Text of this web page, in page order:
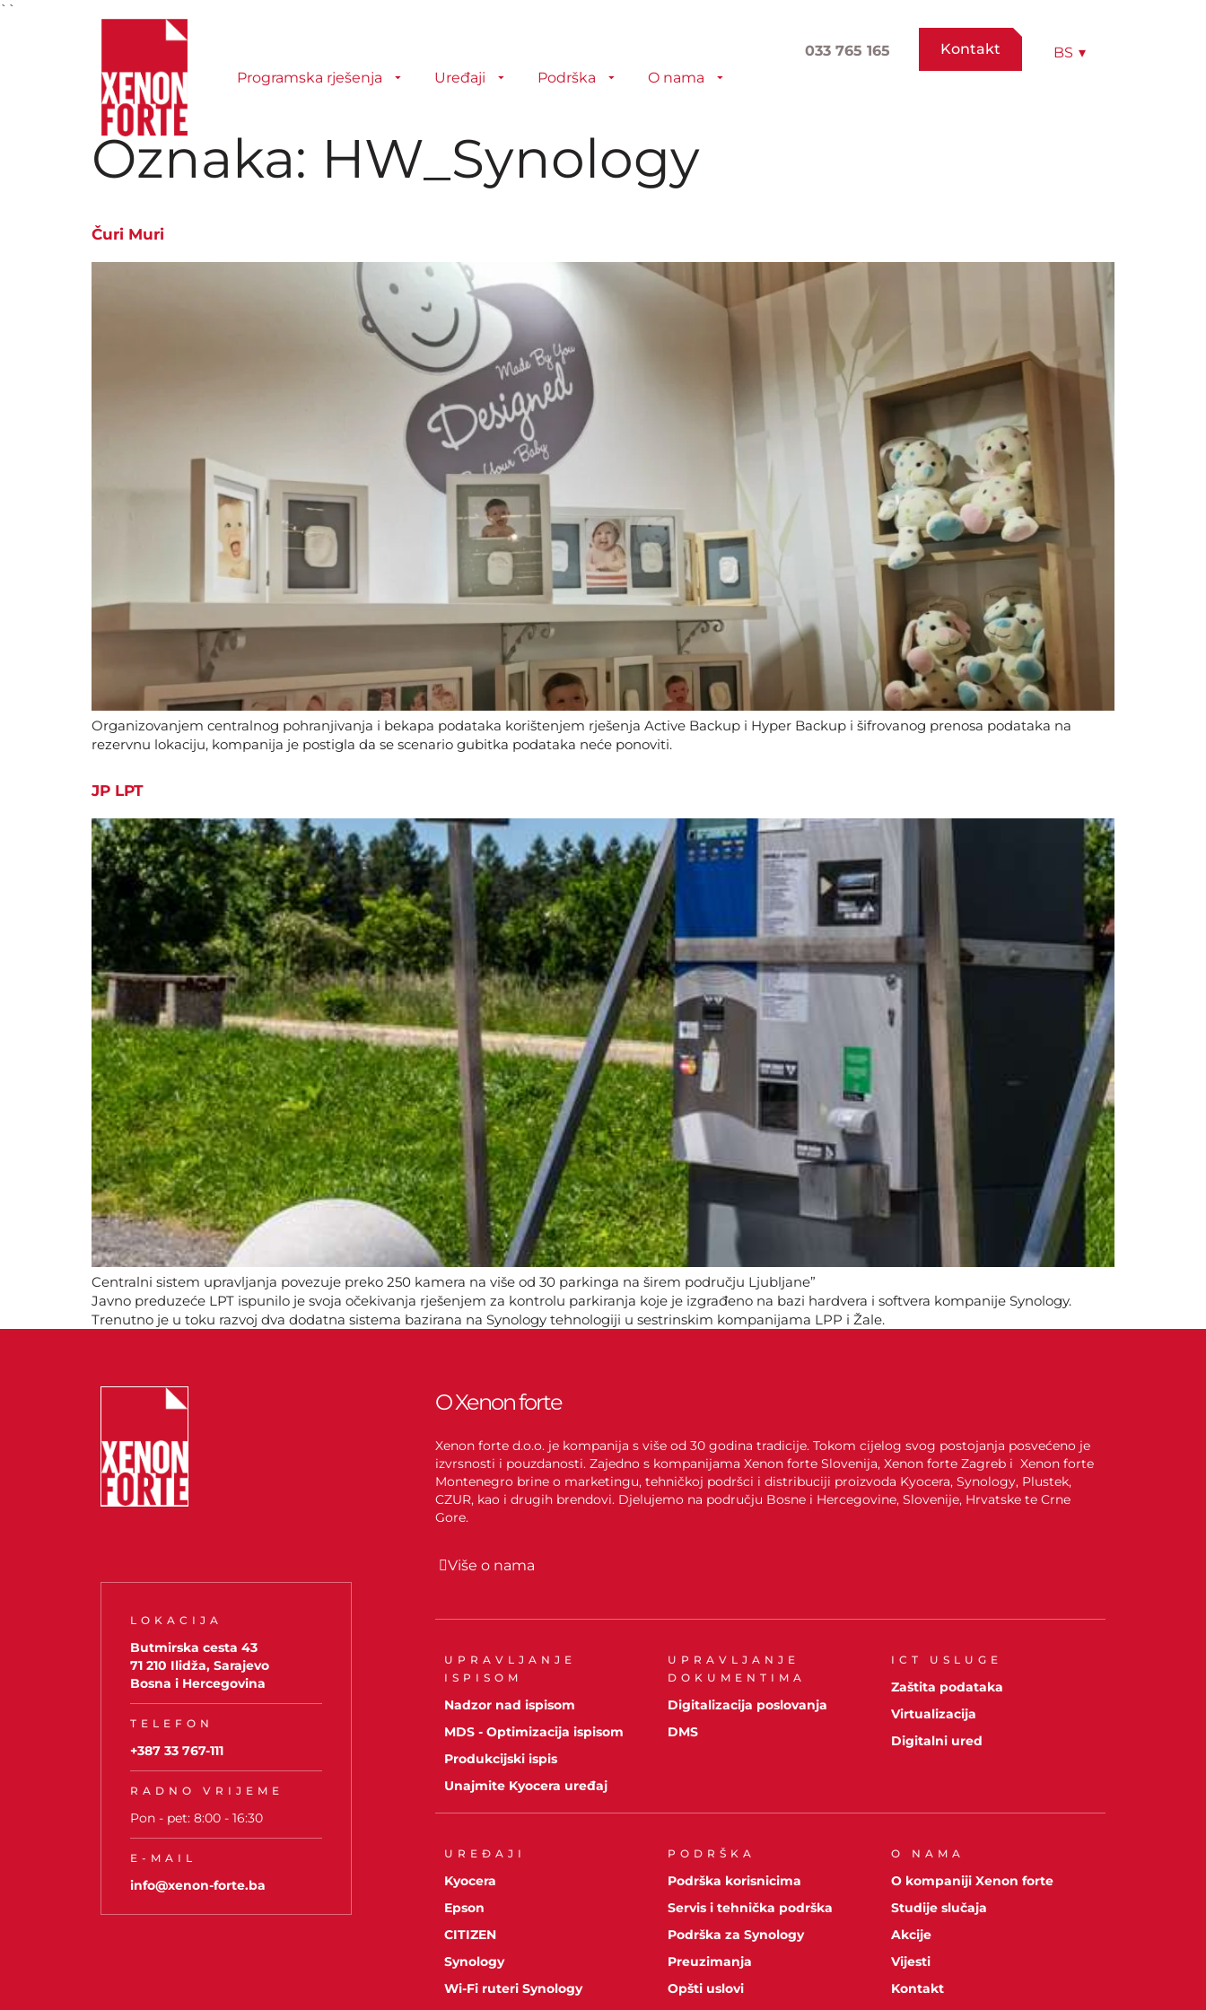
``
Programska rješenja Uređaji Podrška O nama
033 765 165 Kontakt BS ▾
Oznaka: HW_Synology
Čuri Muri
Organizovanjem centralnog pohranjivanja i bekapa podataka korištenjem rješenja Active Backup i Hyper Backup i šifrovanog prenosa podataka na
rezervnu lokaciju, kompanija je postigla da se scenario gubitka podataka neće ponoviti.
JP LPT
Centralni sistem upravljanja povezuje preko 250 kamera na više od 30 parkinga na širem području Ljubljane”
Javno preduzeće LPT ispunilo je svoja očekivanja rješenjem za kontrolu parkiranja koje je izgrađeno na bazi hardvera i softvera kompanije Synology.
Trenutno je u toku razvoj dva dodatna sistema bazirana na Synology tehnologiji u sestrinskim kompanijama LPP i Žale.
LOKACIJA
Butmirska cesta 43
71 210 Ilidža, Sarajevo
Bosna i Hercegovina
TELEFON
+387 33 767-111
RADNO VRIJEME
Pon - pet: 8:00 - 16:30
E-MAIL
info@xenon-forte.ba
O Xenon forte
Xenon forte d.o.o. je kompanija s više od 30 godina tradicije. Tokom cijelog svog postojanja posvećeno je
izvrsnosti i pouzdanosti. Zajedno s kompanijama Xenon forte Slovenija, Xenon forte Zagreb i Xenon forte
Montenegro brine o marketingu, tehničkoj podršci i distribuciji proizvoda Kyocera, Synology, Plustek,
CZUR, kao i drugih brendovi. Djelujemo na području Bosne i Hercegovine, Slovenije, Hrvatske te Crne
Gore.
Više o nama
UPRAVLJANJE
ISPISOM
Nadzor nad ispisom
MDS - Optimizacija ispisom
Produkcijski ispis
Unajmite Kyocera uređaj
UPRAVLJANJE
DOKUMENTIMA
Digitalizacija poslovanja
DMS
ICT USLUGE
Zaštita podataka
Virtualizacija
Digitalni ured
UREĐAJI
Kyocera
Epson
CITIZEN
Synology
Wi-Fi ruteri Synology
PODRŠKA
Podrška korisnicima
Servis i tehnička podrška
Podrška za Synology
Preuzimanja
Opšti uslovi
O NAMA
O kompaniji Xenon forte
Studije slučaja
Akcije
Vijesti
Kontakt